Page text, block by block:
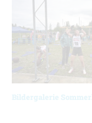
Bildergalerie